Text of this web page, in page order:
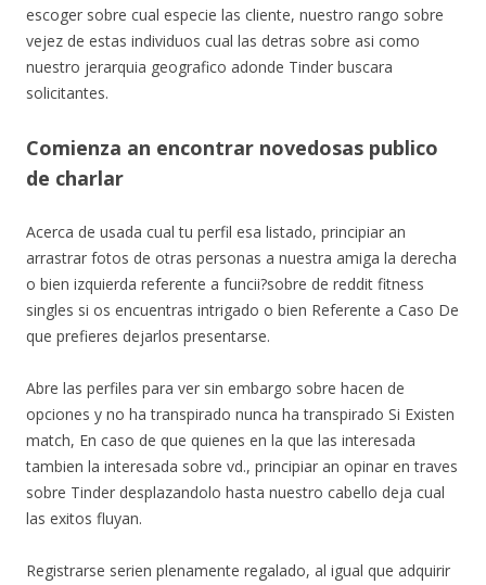
escoger sobre cual especie las cliente, nuestro rango sobre
vejez de estas individuos cual las detras sobre asi­ como
nuestro jerarqui­a geografico adonde Tinder buscara
solicitantes.
Comienza an encontrar novedosas publico
de charlar
Acerca de usada cual tu perfil esa listado, principiar an
arrastrar fotos de otras personas a nuestra amiga la derecha
o bien izquierda referente a funcii?sobre de reddit fitness
singles si os encuentras intrigado o bien Referente a Caso De
que prefieres dejarlos presentarse.
Abre las perfiles para ver sin embargo sobre hacen de
opciones y no ha transpirado nunca ha transpirado Si Existen
match, En caso de que quienes en la que las interesada
tambien la interesada sobre vd., principiar an opinar en traves
sobre Tinder desplazandolo hasta nuestro cabello deja cual
las exitos fluyan.
Registrarse seri­en plenamente regalado, al igual que adquirir